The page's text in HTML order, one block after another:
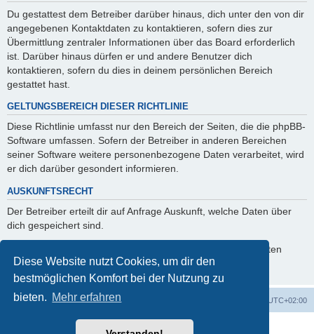
Diese Website nutzt Cookies, um dir den
bestmöglichen Komfort bei der Nutzung zu
bieten. Mehr erfahren
Du gestattest dem Betreiber darüber hinaus, dich unter den von dir
angegebenen Kontaktdaten zu kontaktieren, sofern dies zur
Übermittlung zentraler Informationen über das Board erforderlich
ist. Darüber hinaus dürfen er und andere Benutzer dich
kontaktieren, sofern du dies in deinem persönlichen Bereich
gestattet hast.
GELTUNGSBEREICH DIESER RICHTLINIE
Diese Richtlinie umfasst nur den Bereich der Seiten, die die phpBB-
Software umfassen. Sofern der Betreiber in anderen Bereichen
seiner Software weitere personenbezogene Daten verarbeitet, wird
er dich darüber gesondert informieren.
AUSKUNFTSRECHT
Der Betreiber erteilt dir auf Anfrage Auskunft, welche Daten über
dich gespeichert sind.
Du kannst jederzeit die Löschung bzw. Sperrung deiner Daten
verlangen. Kontaktiere hierzu bitte den Betreiber.
Foren-Übersicht UTC+02:00